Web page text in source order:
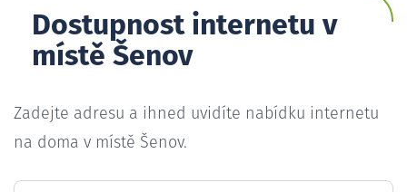
Dostupnost internetu v
místě Šenov
Zadejte adresu a ihned uvidíte nabídku internetu
na doma v místě Šenov.